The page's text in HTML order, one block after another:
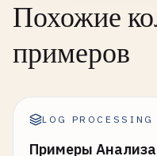
Похожие
примеров
LOG PROCESSING
Примеры